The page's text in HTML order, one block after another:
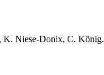
K. Niese-Donix, C. König.